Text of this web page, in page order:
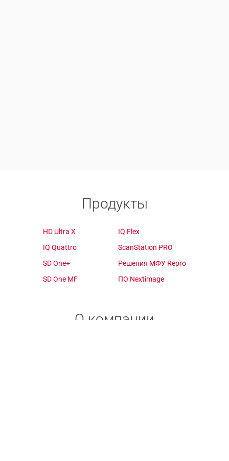
Продукты
HD Ultra X
IQ Quattro
SD One+
SD One MF
IQ Flex
ScanStation PRO
Решения МФУ Repro
ПО Nextimage
О компании